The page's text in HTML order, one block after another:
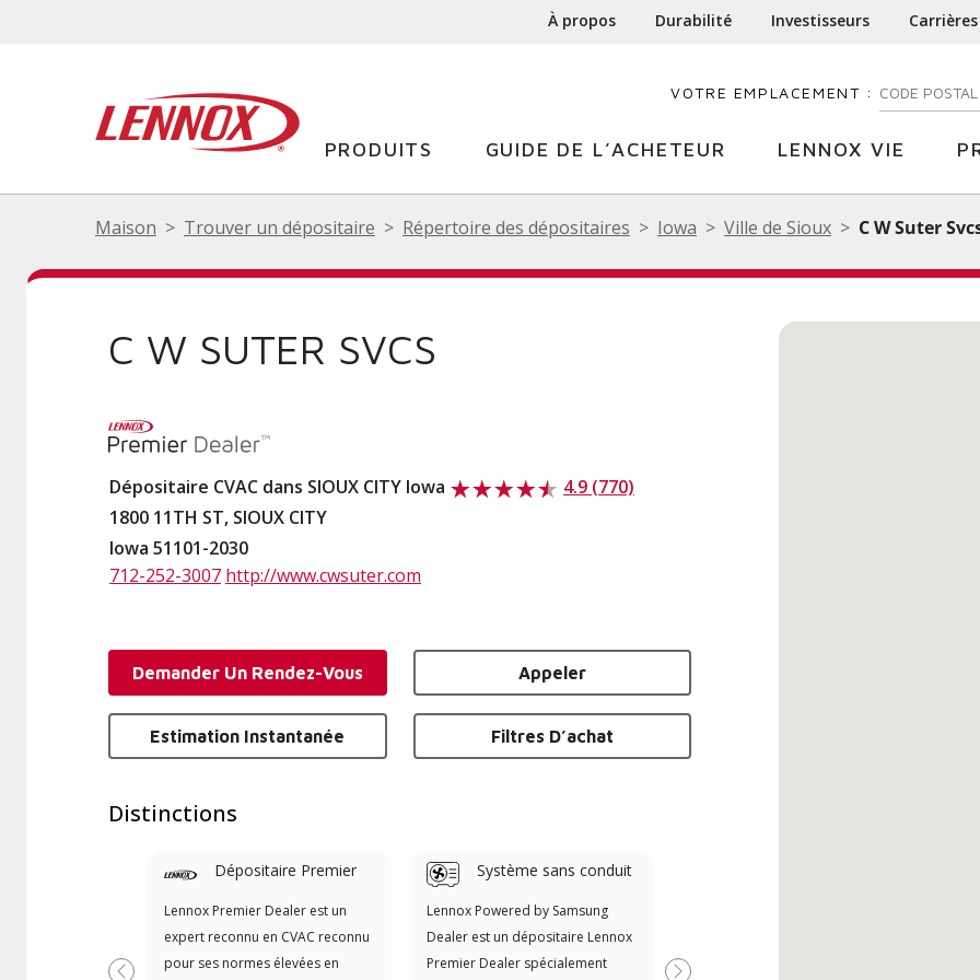
À propos Durabilité Investisseurs Carrières
VOTRE EMPLACEMENT : ENTREZ
PRODUITS GUIDE DE L’ACHETEUR LENNOX VIE
Maison Trouver un dépositaire Répertoire des dépositaires Iowa Ville de Sioux C W Suter
C W SUTER SVCS
Dépositaire CVAC dans SIOUX CITY Iowa
4.9 (770)
1800 11TH ST, SIOUX CITY
Iowa 51101-2030
712-252-3007 http://www.cwsuter.com
Demander Un Rendez-Vous Appeler
Estimation Instantanée Filtres D’achat
Distinctions
Dépositaire Premier
Lennox Premier Dealer est un
expert reconnu en CVAC reconnu
pour ses normes élevées en
Système sans conduit
Lennox Powered by Samsung
Dealer est un dépositaire Lennox
Premier Dealer spécialement
formations usine de 20 heures de